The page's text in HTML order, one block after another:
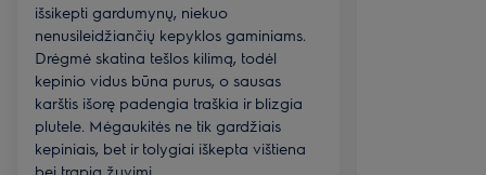
išsikepti gardumynų, niekuo
nenusileidžiančių kepyklos gaminiams.
Drėgmė skatina tešlos kilimą, todėl
kepinio vidus būna purus, o sausas
karštis išorę padengia traškia ir blizgia
plutele. Mėgaukitės ne tik gardžiais
kepiniais, bet ir tolygiai iškepta vištiena
bei trapia žuvimi.